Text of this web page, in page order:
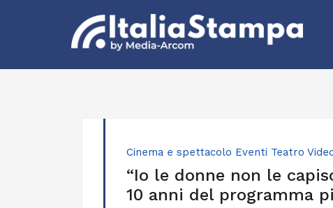
Cinema e spettacolo Eventi Teatro
“Io le donne non le
10 anni del programma